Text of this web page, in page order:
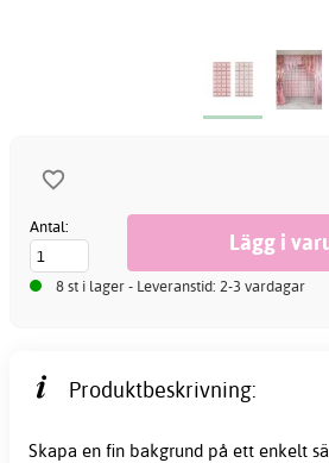
Antal:
8 st i lager - Leveranstid: 2-3 vardagar
Produktbeskrivning:
Skapa en fin bakgrund på ett enkelt